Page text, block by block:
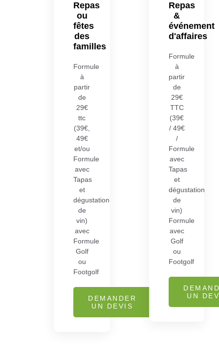
Repas
ou
fêtes
des
familles
Formule
à
partir
de
29€
ttc
(39€,
49€
et/ou
Formule
avec
Tapas
et
dégustation
de
vin)
avec
Formule
Golf
ou
Footgolf
DEMANDER
UN DEVIS
Repas
&
événement
d'affaires
Formule
à
partir
de
29€
TTC
(39€
/ 49€
/
Formule
avec
Tapas
et
dégustation
de
vin)
Formule
avec
Golf
ou
Footgolf
UN